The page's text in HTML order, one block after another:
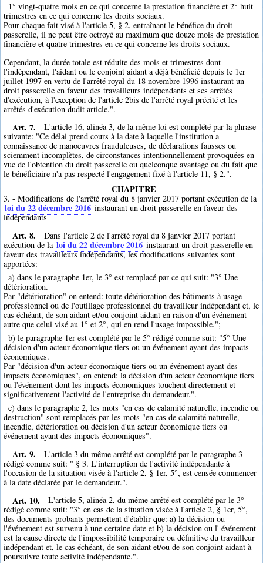
1° vingt-quatre mois en ce qui concerne la prestation financière et 2° huit
trimestres en ce qui concerne les droits sociaux.
Pour chaque fait visé à l'article 5, § 2, entraînant le bénéfice du droit
passerelle, il ne peut être octroyé au maximum que douze mois de prestation
financière et quatre trimestres en ce qui concerne les droits sociaux.
Cependant, la durée totale est réduite des mois et trimestres dont
l'indépendant, l'aidant ou le conjoint aidant a déjà bénéficié depuis le 1er
juillet 1997 en vertu de l'arrêté royal du 18 novembre 1996 instaurant un
droit passerelle en faveur des travailleurs indépendants et ses arrêtés
d'exécution, à l'exception de l'article 2bis de l'arrêté royal précité et les
arrêtés d'exécution dudit article.".
Art. 7.
L'article 16, alinéa 3, de la même loi est complété par la phrase
suivante: "Ce délai prend cours à la date à laquelle l'institution a
connaissance de manoeuvres frauduleuses, de déclarations fausses ou
sciemment incomplètes, de circonstances intentionnellement provoquées en
vue de l'obtention du droit passerelle ou quelconque avantage ou du fait que
le bénéficiaire n'a pas respecté l'engagement fixé à l'article 11, § 2.".
CHAPITRE
3. - Modifications de l'arrêté royal du 8 janvier 2017 portant exécution de la
loi du 22 décembre 2016 instaurant un droit passerelle en faveur des
indépendants
Art. 8.
Dans l'article 2 de l'arrêté royal du 8 janvier 2017 portant
exécution de la loi du 22 décembre 2016 instaurant un droit passerelle en
faveur des travailleurs indépendants, les modifications suivantes sont
apportées:
a) dans le paragraphe 1er, le 3° est remplacé par ce qui suit: "3° Une
détérioration.
Par "détérioration" on entend: toute détérioration des bâtiments à usage
professionnel ou de l'outillage professionnel du travailleur indépendant et, le
cas échéant, de son aidant et/ou conjoint aidant en raison d'un événement
autre que celui visé au 1° et 2°, qui en rend l'usage impossible.";
b) le paragraphe 1er est complété par le 5° rédigé comme suit: "5° Une
décision d'un acteur économique tiers ou un événement ayant des impacts
économiques.
Par "décision d'un acteur économique tiers ou un événement ayant des
impacts économiques", on entend: la décision d'un acteur économique tiers
ou l'événement dont les impacts économiques touchent directement et
significativement l'activité de l'entreprise du demandeur.".
c) dans le paragraphe 2, les mots "en cas de calamité naturelle, incendie ou
destruction" sont remplacés par les mots "en cas de calamité naturelle,
incendie, détérioration ou décision d'un acteur économique tiers ou
événement ayant des impacts économiques".
Art. 9.
L'article 3 du même arrêté est complété par le paragraphe 3
rédigé comme suit: " § 3. L'interruption de l'activité indépendante à
l'occasion de la situation visée à l'article 2, § 1er, 5°, est censée commencer
à la date déclarée par le demandeur.".
Art. 10.
L'article 5, alinéa 2, du même arrêté est complété par le 3°
rédigé comme suit: "3° en cas de la situation visée à l'article 2, § 1er, 5°,
des documents probants permettent d'établir que: a) la décision ou
l'événement est survenu à une certaine date et b) la décision ou l' événement
est la cause directe de l'impossibilité temporaire ou définitive du travailleur
indépendant et, le cas échéant, de son aidant et/ou de son conjoint aidant à
poursuivre toute activité indépendante.".